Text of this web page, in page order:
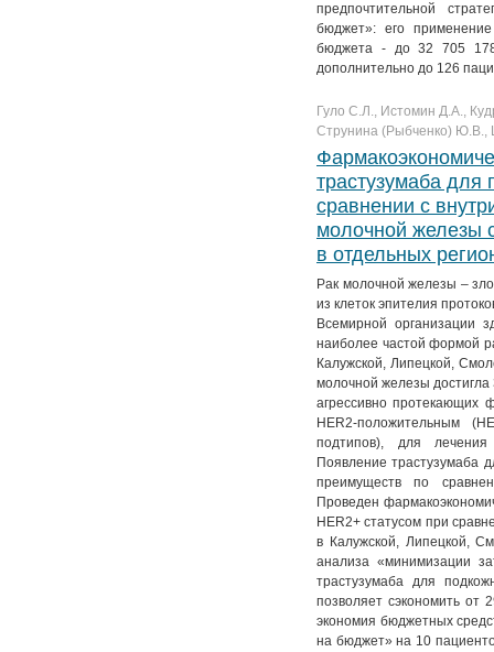
предпочтительной
бюджет»: его применение
бюджета - до 32 705 178
дополнительно до 126
Гуло С.Л., Истомин Д.А.,
Струнина (Рыбченко)
трастузумаба для
сравнении с
молочной железы
в отдельных
Рак молочной железы –
из клеток эпителия
Всемирной организации
наиболее частой формой
Калужской, Липецкой,
молочной железы достигла
агрессивно протекающих
HER2-положительным
подтипов), для лечения
Появление трастузумаба
преимуществ по
Проведен
HER2+ статусом при
в Калужской, Липецкой,
анализа «минимизации
трастузумаба для
позволяет сэкономить от
экономия бюджетных
на бюджет» на 10